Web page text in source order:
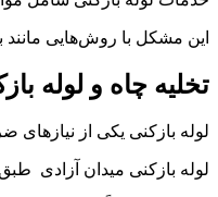
این مشکل با روش‌هایی
تخلیه چاه و لوله
لوله بازکنی یکی از
لوله بازکنی میدان آزادی